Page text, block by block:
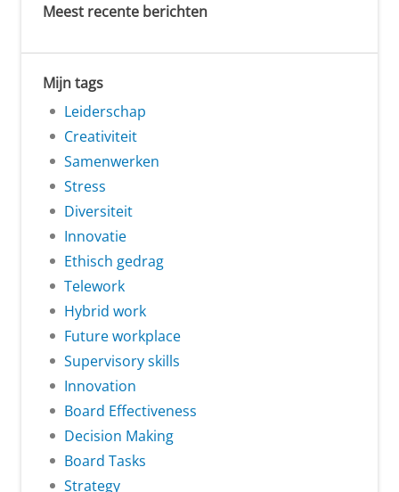
Meest recente berichten
Mijn tags
Leiderschap
Creativiteit
Samenwerken
Stress
Diversiteit
Innovatie
Ethisch gedrag
Telework
Hybrid work
Future workplace
Supervisory skills
Innovation
Board Effectiveness
Decision Making
Board Tasks
Strategy